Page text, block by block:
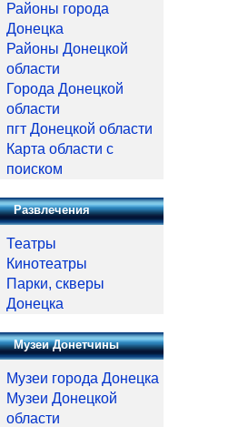
Районы города
Донецка
Районы Донецкой
области
Города Донецкой
области
пгт Донецкой области
Карта области с
поиском
Развлечения
Театры
Кинотеатры
Парки, скверы
Донецка
Музеи Донетчины
Музеи города Донецка
Музеи Донецкой
области